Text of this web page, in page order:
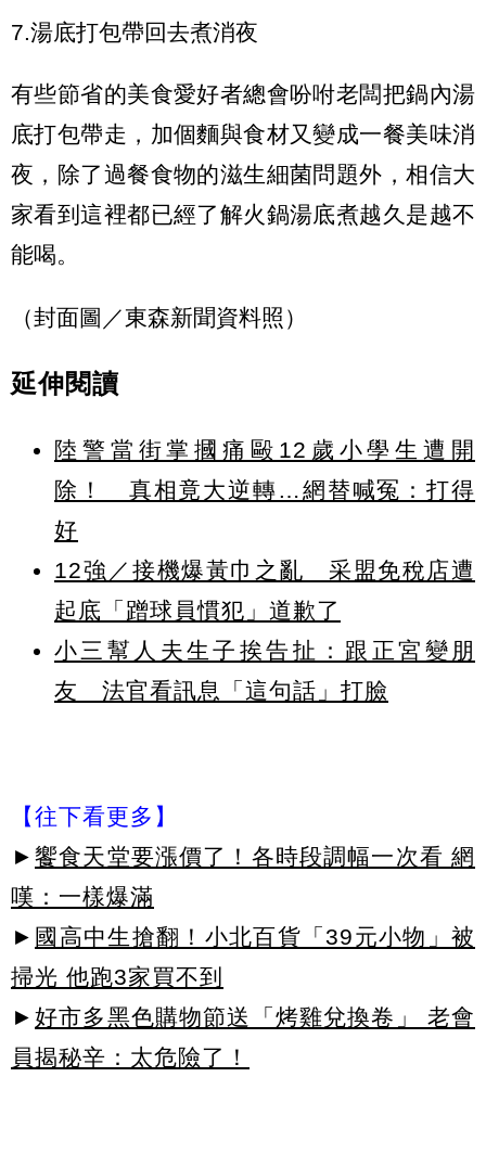
7.湯底打包帶回去煮消夜
有些節省的美食愛好者總會吩咐老闆把鍋內湯
底打包帶走，加個麵與食材又變成一餐美味消
夜，除了過餐食物的滋生細菌問題外，相信大
家看到這裡都已經了解火鍋湯底煮越久是越不
能喝。
（封面圖／東森新聞資料照）
延伸閱讀
陸警當街掌摑痛毆12歲小學生遭開
除！ 真相竟大逆轉…網替喊冤：打得
好
12強／接機爆黃巾之亂 采盟免稅店遭
起底「蹭球員慣犯」道歉了
小三幫人夫生子挨告扯：跟正宮變朋
友 法官看訊息「這句話」打臉
【往下看更多】
► 饗食天堂要漲價了！各時段調幅一次看 網
嘆：一樣爆滿
► 國高中生搶翻！小北百貨「39元小物」被
掃光 他跑3家買不到
► 好市多黑色購物節送「烤雞兌換卷」 老會
員揭秘辛：太危險了！